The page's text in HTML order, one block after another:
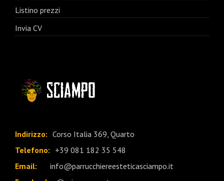
Listino prezzi
Invia CV
Indirizzo: Corso Italia 369, Quarto
Telefono: +39 081 182 35 548
Email:
info@parrucchiereesteticasciampo.it